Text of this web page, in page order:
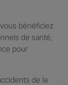
bénéficiez
de santé,
pour
de la